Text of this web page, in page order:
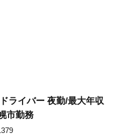
ライバー 夜勤/最大年収
市勤務